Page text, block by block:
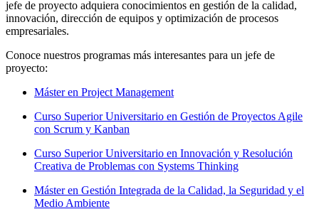
jefe de proyecto adquiera conocimientos en gestión de la calidad,
innovación, dirección de equipos y optimización de procesos
empresariales.
Conoce nuestros programas más interesantes para un jefe de
proyecto:
Máster en Project Management
Curso Superior Universitario en Gestión de Proyectos Agile
con Scrum y Kanban
Curso Superior Universitario en Innovación y Resolución
Creativa de Problemas con Systems Thinking
Máster en Gestión Integrada de la Calidad, la Seguridad y el
Medio Ambiente